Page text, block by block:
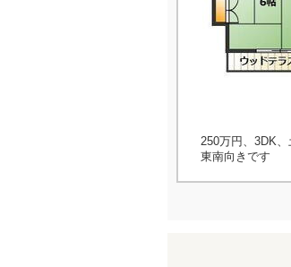
250万円、3DK
東南向きです